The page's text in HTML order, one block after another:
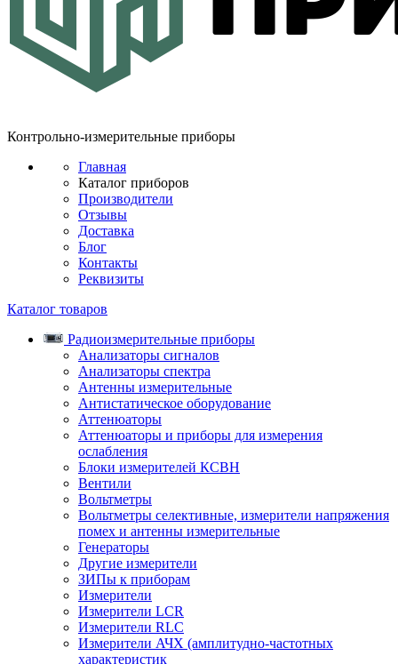
Контрольно-измерительные приборы
Главная
Каталог приборов
Производители
Отзывы
Доставка
Блог
Контакты
Реквизиты
Каталог товаров
Радиоизмерительные приборы
Анализаторы сигналов
Анализаторы спектра
Антенны измерительные
Антистатическое оборудование
Аттенюаторы
Аттенюаторы и приборы для измерения
ослабления
Блоки измерителей КСВН
Вентили
Вольтметры
Вольтметры селективные, измерители напряжения
помех и антенны измерительные
Генераторы
Другие измерители
ЗИПы к приборам
Измерители
Измерители LCR
Измерители RLC
Измерители АЧХ (амплитудно-частотных
характеристик